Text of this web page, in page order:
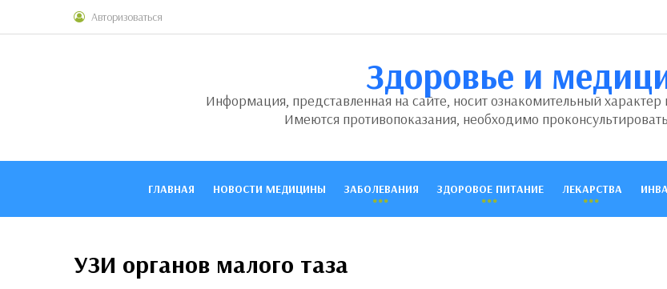
Авторизоваться
Здоровье и
Информация, представленная на сайте, носит ознакомительный характер
Имеются противопоказания, необходимо
ГЛАВНАЯ НОВОСТИ МЕДИЦИНЫ ЗАБОЛЕВАНИЯ ЗДОРОВОЕ ПИТАНИЕ ЛЕКАРСТВА
УЗИ органов малого таза